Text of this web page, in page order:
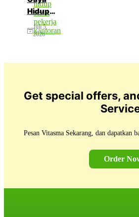
3 Tips
Menjaga
Napas
Aktivitas
Hidup
Sehat
Pekerja
Juli 5,
2026
Get special offers,
Pesan Vitasma Sekarang, dan dapatkan
Order